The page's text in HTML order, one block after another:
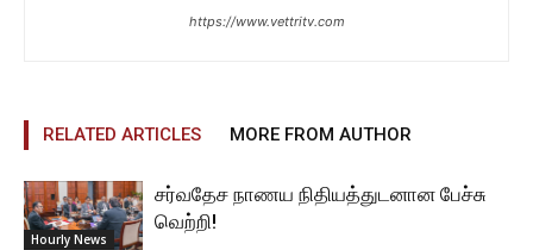
https://www.vettritv.com
RELATED ARTICLES MORE FROM AUTHOR
Hourly News
சர்வதேச நாணய நிதியத்துடனான பேச்சு
வெற்றி!